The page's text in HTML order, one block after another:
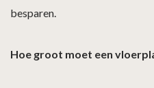
besparen.
Hoe groot moet een